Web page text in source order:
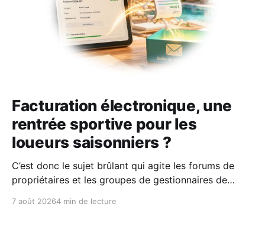
Facturation électronique, une
rentrée sportive pour les
loueurs saisonniers ?
C’est donc le sujet brûlant qui agite les forums de
propriétaires et les groupes de gestionnaires de
7 août 20264 min de lecture